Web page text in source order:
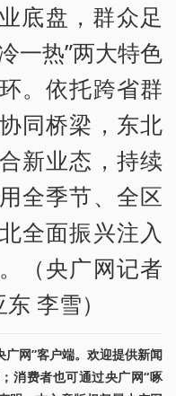
底盘，群众足
一热”两大特色
。依托跨省群
同桥梁，东北
新业态，持续
全季节、全区
全面振兴注入
（央广网记者
李雪）
网”客户端。欢迎提供新闻
消费者也可通过央广网“啄